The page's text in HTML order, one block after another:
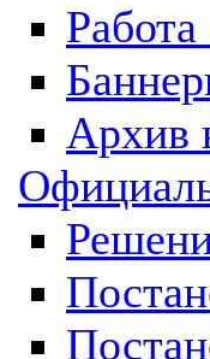
Архив